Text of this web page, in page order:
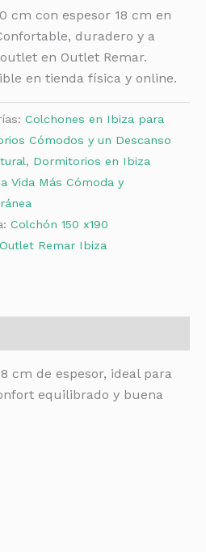
cm con espesor 18 cm en
duradero y a
en Outlet Remar.
en tienda física y online.
Colchones en Ibiza para
Cómodos y un Descanso
, Dormitorios en Ibiza
Vida Más Cómoda y
Colchón 150 x190
Outlet Remar Ibiza
cm de espesor, ideal para
equilibrado y buena